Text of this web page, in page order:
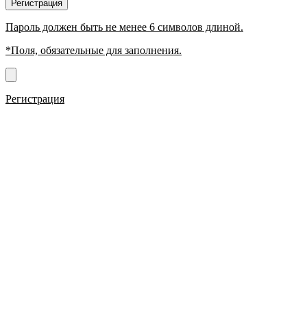
Пароль должен быть не менее 6 символов длиной.
*Поля, обязательные для заполнения.
Регистрация